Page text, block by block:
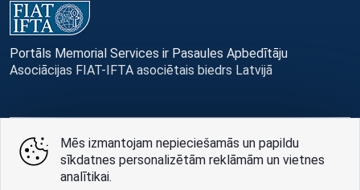
Portāls Memorial Services ir Pasaules Apbedītāju
Asociācijas FIAT-IFTA asociētais biedrs Latvijā
© Memorial Services, 2016 — 2026 pr3-g
Privātuma politikai
Mēs izmantojam nepieciešamās un papildu
sīkdatnes personalizētām reklāmām un vietnes
analītikai.